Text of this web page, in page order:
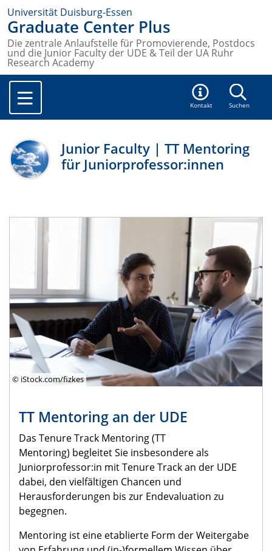
Universität Duisburg-Essen
Graduate Center Plus
Die zentrale Anlaufstelle für Promovierende, Postdocs
und die Junior Faculty der UDE & Teil der UA Ruhr
Research Academy
Kontakt Suchen
Junior Faculty | TT Mentoring
für Juniorprofessor:innen
© iStock.com/fizkes
TT Mentoring an der UDE
Das Tenure Track Mentoring (TT
Mentoring) begleitet Sie insbesondere als
Juniorprofessor:in mit Tenure Track an der UDE
dabei, den vielfältigen Chancen und
Herausforderungen bis zur Endevaluation zu
begegnen.
Mentoring ist eine etablierte Form der Weitergabe